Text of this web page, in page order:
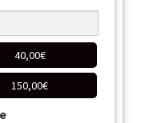
40,00€
150,00€